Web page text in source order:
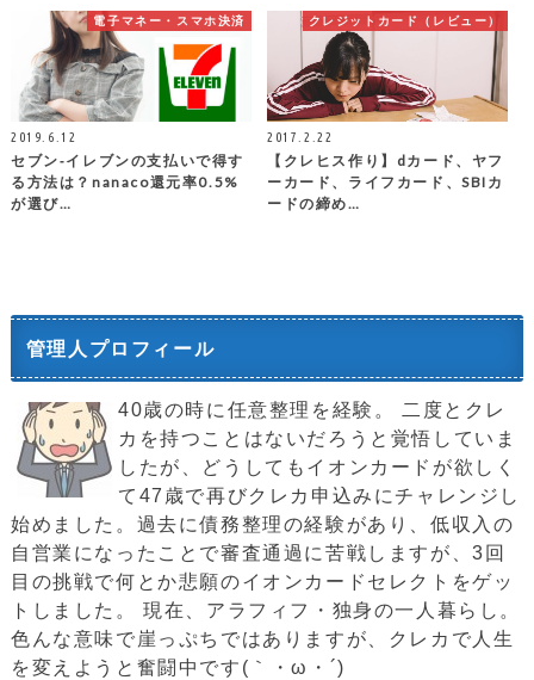
電子マネー・スマホ決済
2019.6.12
セブン‐イレブンの支払いで得す
る方法は？nanaco還元率0.5%
が選び…
クレジットカード（レビュー）
2017.2.22
【クレヒス作り】dカード、ヤフ
ーカード、ライフカード、SBIカ
ードの締め…
管理人プロフィール
40歳の時に任意整理を経験。 二度とクレ
カを持つことはないだろうと覚悟していま
したが、どうしてもイオンカードが欲しく
て47歳で再びクレカ申込みにチャレンジし
始めました。過去に債務整理の経験があり、低収入の
自営業になったことで審査通過に苦戦しますが、3回
目の挑戦で何とか悲願のイオンカードセレクトをゲッ
トしました。 現在、アラフィフ・独身の一人暮らし。
色んな意味で崖っぷちではありますが、クレカで人生
を変えようと奮闘中です(｀・ω・´)ゞ